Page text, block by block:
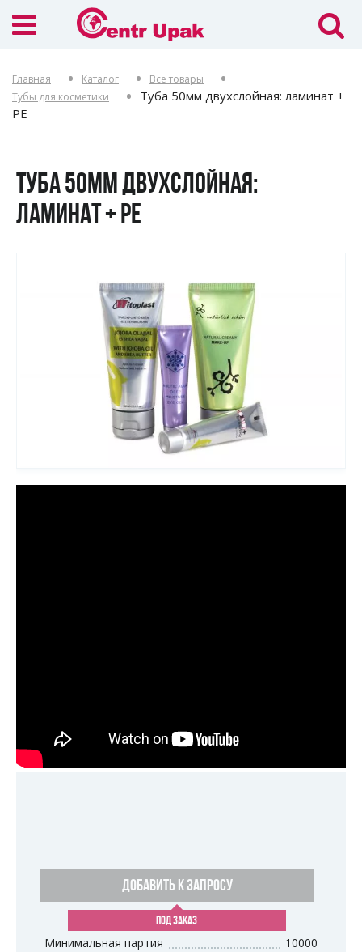
Главная Каталог
Все товары
Тубы для косметики
Туба 50мм двухслойная: ламинат +
PE
ТУБА 50ММ ДВУХСЛОЙНАЯ:
ЛАМИНАТ + PE
ДОБАВИТЬ К ЗАПРОСУ
ПОД ЗАКАЗ
Минимальная партия
10000